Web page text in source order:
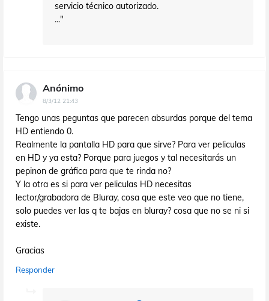
servicio técnico autorizado.
..."
Anónimo
8/3/12 21:43
Tengo unas peguntas que parecen absurdas porque del tema
HD entiendo 0.
Realmente la pantalla HD para que sirve? Para ver peliculas
en HD y ya esta? Porque para juegos y tal necesitarás un
pepinon de gráfica para que te rinda no?
Y la otra es si para ver peliculas HD necesitas
lector/grabadora de Bluray, cosa que este veo que no tiene,
solo puedes ver las q te bajas en bluray? cosa que no se ni si
existe.
Gracias
Responder